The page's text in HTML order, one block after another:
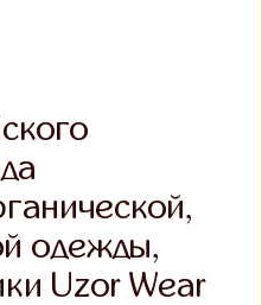
одежды,
Uzor Wear